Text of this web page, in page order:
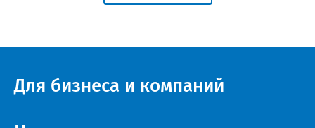
Челябинской, Свердловской, Курганской, Оренбургской
идейный вдохновитель, организатор фестиваля, эстрадный
певец, победитель главного патриотического конкурса страны
искусства «Золотая лира», участник телевизионных проектов
Для бизнеса и компаний